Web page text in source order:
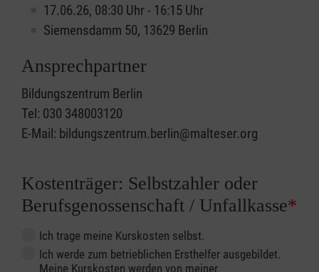
17.06.26, 08:30 Uhr - 16:15 Uhr
Siemensdamm 50, 13629 Berlin
Ansprechpartner
Bildungszentrum Berlin
Tel: 030 348003120
E-Mail: bildungszentrum.berlin@malteser.org
Kostenträger: Selbstzahler oder
Berufsgenossenschaft / Unfallkasse*
Ich trage meine Kurskosten selbst.
Ich werde zum betrieblichen Ersthelfer ausgebildet.
Meine Kurskosten werden von meiner